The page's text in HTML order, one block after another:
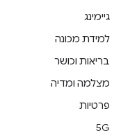
גיימינג
למידת מכונה
בריאות וכושר
מצלמה ומדיה
פרטיות
5G